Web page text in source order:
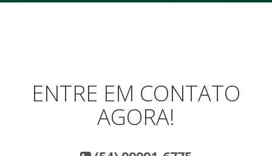
ENTRE EM CONTATO
AGORA!